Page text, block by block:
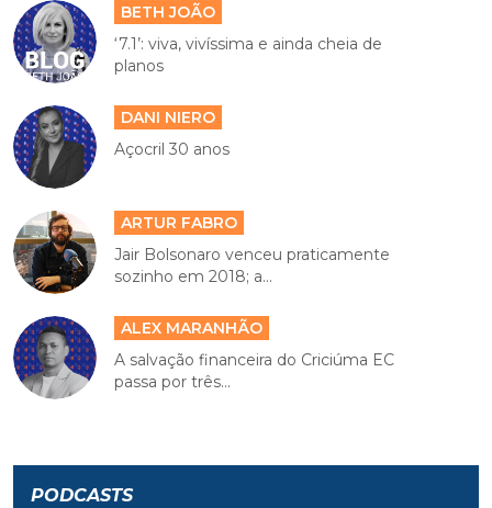
BETH JOÃO
‘7.1’: viva, vivíssima e ainda cheia de
planos
DANI NIERO
Açocril 30 anos
ARTUR FABRO
Jair Bolsonaro venceu praticamente
sozinho em 2018; a...
ALEX MARANHÃO
A salvação financeira do Criciúma EC
passa por três...
PODCASTS